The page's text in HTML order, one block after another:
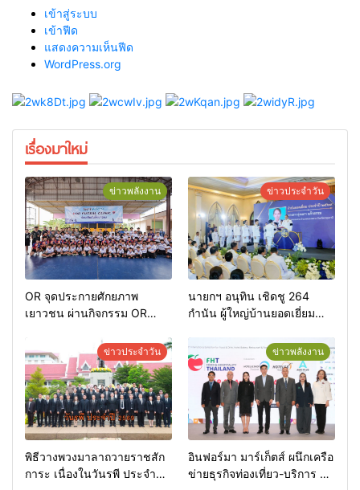
เข้าสู่ระบบ
เข้าฟีด
แสดงความเห็นฟีด
WordPress.org
เรื่องมาใหม่
ข่าวพลังงาน
OR จุดประกายศักยภาพ
เยาวชน ผ่านกิจกรรม OR
ข่าวประจำวัน
นายกฯ อนุทิน เชิดชู 264
กำนัน ผู้ใหญ่บ้านยอดเยี่ยม
เกียรติยศแห่งการเสียสละ”
ข่าวประจำวัน
พิธีวางพวงมาลาถวายราชสัก
การะ เนื่องในวันรพี ประจำปี
ข่าวพลังงาน
อินฟอร์มา มาร์เก็ตส์ ผนึกเครือ
ข่ายธุรกิจท่องเที่ยว-บริการ จัด